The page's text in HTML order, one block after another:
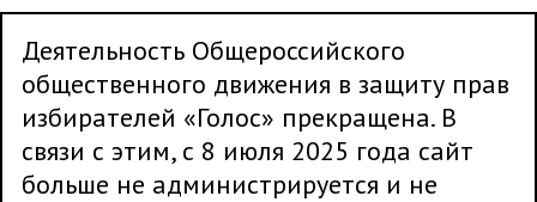
Деятельность Общероссийского
общественного движения в защиту прав
избирателей «Голос» прекращена. В
связи с этим, с 8 июля 2025 года сайт
больше не администрируется и не